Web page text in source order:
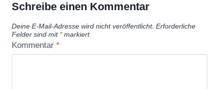
Schreibe einen Kommentar
Deine E-Mail-Adresse wird nicht veröffentlicht. Erforderliche
Felder sind mit *markiert
Kommentar *